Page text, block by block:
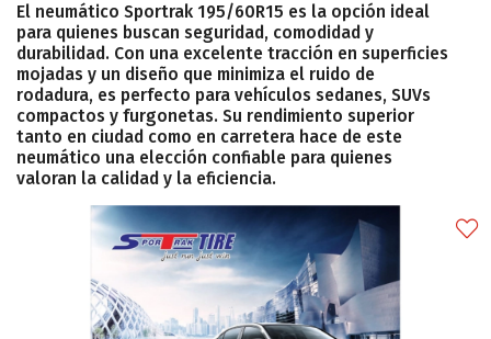
Enviar
El neumático Sportrak 195/60R15 es la opción ideal
para quienes buscan seguridad, comodidad y
durabilidad. Con una excelente tracción en superficies
mojadas y un diseño que minimiza el ruido de
rodadura, es perfecto para vehículos sedanes, SUVs
compactos y furgonetas. Su rendimiento superior
tanto en ciudad como en carretera hace de este
neumático una elección confiable para quienes
valoran la calidad y la eficiencia.